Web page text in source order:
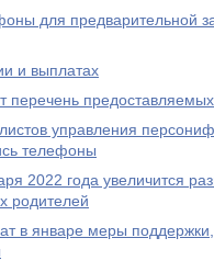
для предварительной
и выплатах
управления
телефоны
2022 года увеличится
родителей
в январе меры